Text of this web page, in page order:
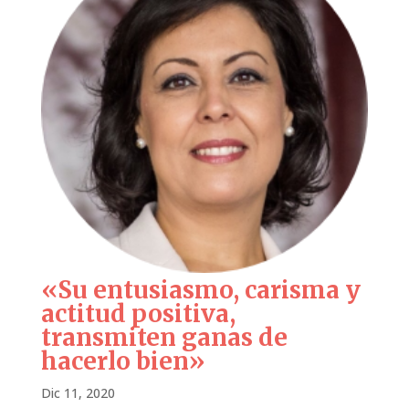
«Su entusiasmo, carisma y
actitud positiva,
transmiten ganas de
hacerlo bien»
Dic 11, 2020